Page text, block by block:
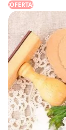
¡OFERTA!